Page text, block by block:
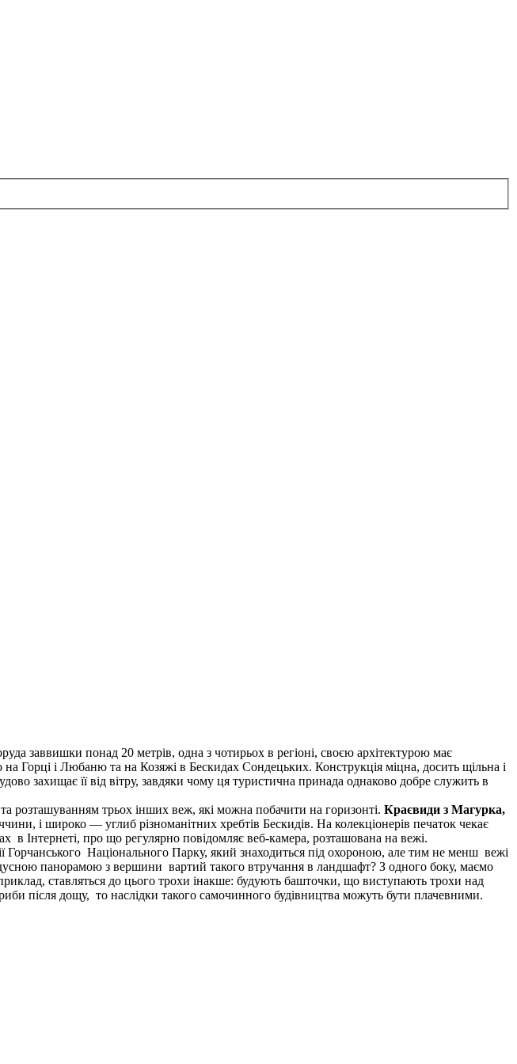
заввишки понад 20 метрів, одна з чотирьох в регіоні, своєю архітектурою має
Горці і Любаню та на Козяжі в Бескидах Сондецьких. Конструкція міцна, досить щільна і
захищає її від вітру, завдяки чому ця туристична принада однаково добре служить в
трьох інших веж, які можна побачити на горизонті. Краєвиди з Магурка,
і широко — углиб різноманітних хребтів Бескидів. На колекціонерів печаток чекає
Інтернеті, про що регулярно повідомляє веб-камера, розташована на вежі.
Горчанського Національного Парку, який знаходиться під охороною, але тим не менш вежі
панорамою з вершини вартий такого втручання в ландшафт? З одного боку, маємо
ставляться до цього трохи інакше: будують башточки, що виступають трохи над
після дощу, то наслідки такого самочинного будівництва можуть бути плачевними.